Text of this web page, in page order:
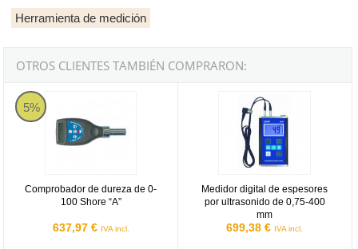
Herramienta de medición
OTROS CLIENTES TAMBIÉN COMPRARON:
5%
Comprobador de dureza de 0-
100 Shore “A”
637,97 € IVA incl.
Comprobador de dureza de 0-100 Shore “A”
Medidor digital de espesores
por ultrasonido de 0,75-400
mm
699,38 € IVA incl.